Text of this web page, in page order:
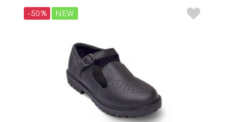
-50% NEW